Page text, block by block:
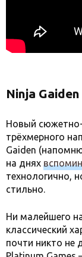
Ninja Gaiden
Новый
трёхмерного
Gaiden
на днях
технологично,
стильно.
Ни малейшего
классический
почти никто не